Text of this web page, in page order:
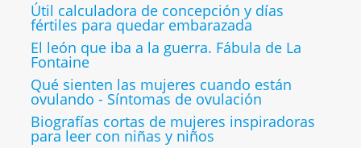
Útil calculadora de concepción y días
fértiles para quedar embarazada
El león que iba a la guerra. Fábula de La
Fontaine
Qué sienten las mujeres cuando están
ovulando - Síntomas de ovulación
Biografías cortas de mujeres inspiradoras
para leer con niñas y niños